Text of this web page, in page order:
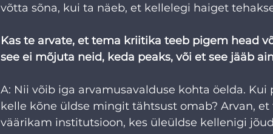
võtta sõna, kui ta näeb, et kellelegi haiget
Kas te arvate, et tema kriitika teeb pigem head
see ei mõjuta neid, keda peaks, või et see jääb
A: Nii võib iga arvamusavalduse kohta öelda.
kelle kõne üldse mingit tähtsust omab? Arvan,
väärikam institutsioon, kes üleüldse kellenigi